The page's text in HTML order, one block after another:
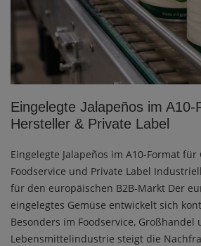
Eingelegte Jalapeños im A10-
Hersteller & Private Label
Eingelegte Jalapeños im A10-Format
Foodservice und Private Label
für den europäischen B2B-Markt Der
eingelegtes Gemüse entwickelt sich
Besonders im Foodservice, Großhandel
Lebensmittelindustrie steigt die